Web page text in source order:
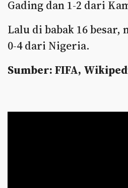
Gading dan 1-2 dari
Lalu di babak 16 besar,
0-4 dari Nigeria.
Sumber: FIFA,